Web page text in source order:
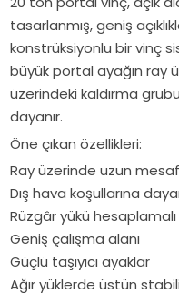
tasarlanmış, geniş
konstrüksiyonlu bir vinç
büyük portal ayağın ray
üzerindeki kaldırma
dayanır.
Öne çıkan özellikleri:
Ray üzerinde uzun
Dış hava koşullarına
Rüzgâr yükü
Geniş çalışma alanı
Güçlü taşıyıcı ayaklar
Ağır yüklerde üstün